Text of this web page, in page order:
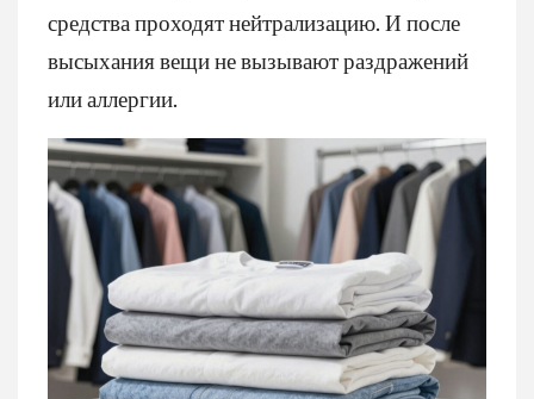
средства проходят нейтрализацию. И после
высыхания вещи не вызывают раздражений
или аллергии.